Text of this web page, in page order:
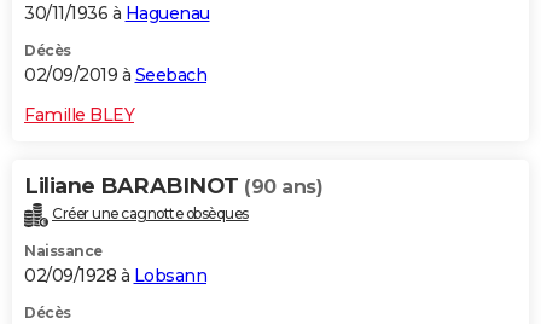
30/11/1936 à Haguenau
Décès
02/09/2019 à Seebach
Famille BLEY
Liliane BARABINOT (90 ans)
Créer une cagnotte obsèques
Naissance
02/09/1928 à Lobsann
Décès